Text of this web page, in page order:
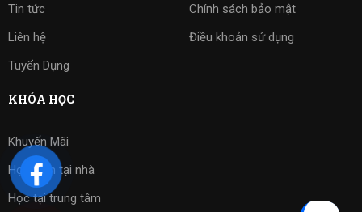
Tin tức
Liên hệ
Tuyển Dụng
Chính sách bảo mật
Điều khoản sử dụng
KHÓA HỌC
Khuyến Mãi
Học kèm tại nhà
Học tại trung tâm